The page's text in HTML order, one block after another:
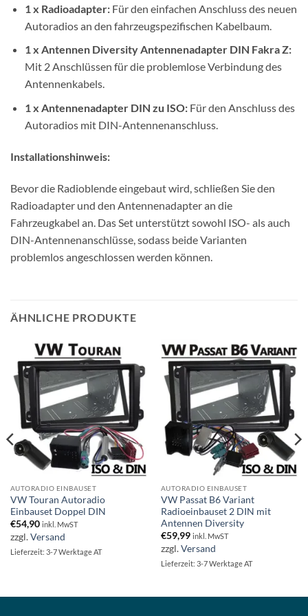
1 x Radioadapter:Für den einfachen Anschluss des neuen
Autoradios an den fahrzeugspezifischen Kabelbaum.
1 x Antennen Diversity Antennenadapter DIN Fakra Z:
Mit 2 Anschlüssen für die problemlose Verbindung des
Antennenkabels.
1 x Antennenadapter DIN zu ISO:Für den Anschluss des
Autoradios mit DIN-Antennenanschluss.
Installationshinweis:
Bevor die Radioblende eingebaut wird, schließen Sie den
Radioadapter und den Antennenadapter an die
Fahrzeugkabel an. Das Set unterstützt sowohl ISO- als auch
DIN-Antennenanschlüsse, sodass beide Varianten
problemlos angeschlossen werden können.
ÄHNLICHE PRODUKTE
AUTORADIO EINBAUSET
VW Touran Autoradio
Einbauset Doppel DIN
€54,90 inkl. MwST
zzgl.Versand
Lieferzeit: 3-7 Werktage AT
AUTORADIO EINBAUSET
VW Passat B6 Variant
Radioeinbauset 2 DIN mit
Antennen Diversity
€59,99 inkl. MwST
zzgl.Versand
Lieferzeit: 3-7 Werktage AT